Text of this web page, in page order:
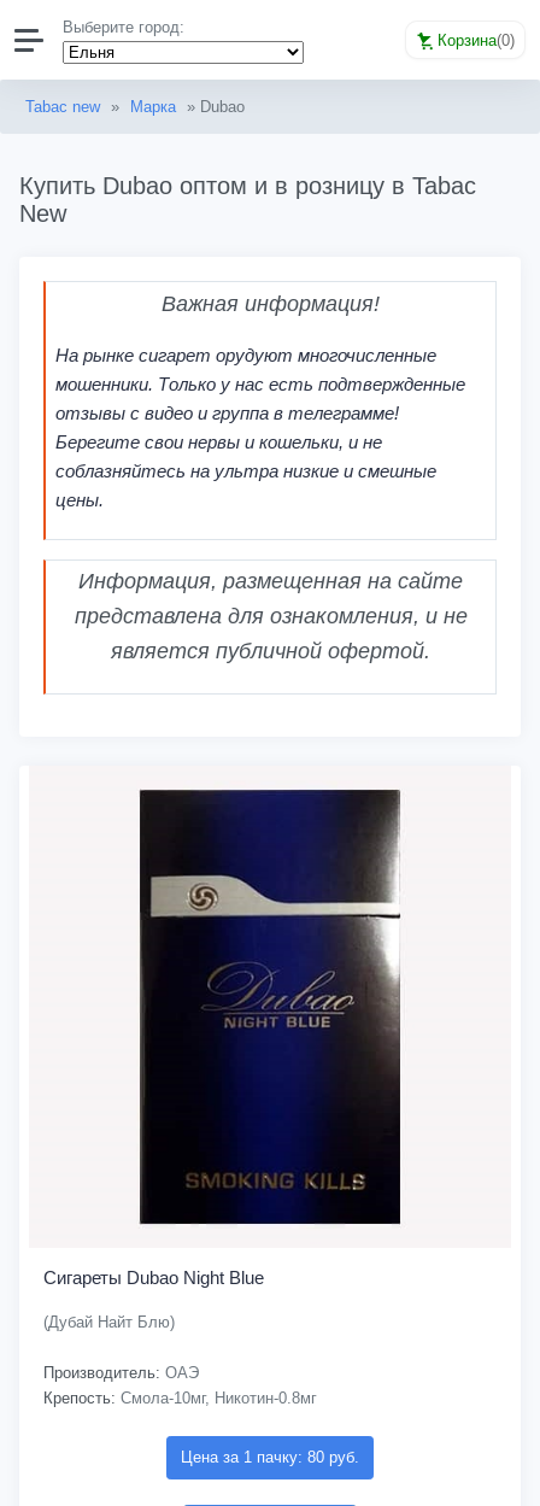
Выберите город:
Корзина(0)
Tabac new » Марка » Dubao
Купить Dubao оптом и в розницу в Tabac
New
Важная информация!
На рынке сигарет орудуют многочисленные
мошенники. Только у нас есть подтвержденные
отзывы с видео и группа в телеграмме!
Берегите свои нервы и кошельки, и не
соблазняйтесь на ультра низкие и смешные
цены.
Информация, размещенная на сайте
представлена для ознакомления, и не
является публичной офертой.
Сигареты Dubao Night Blue
(Дубай Найт Блю)
Производитель: ОАЭ
Крепость: Смола-10мг, Никотин-0.8мг
Цена за 1 пачку: 80 руб.